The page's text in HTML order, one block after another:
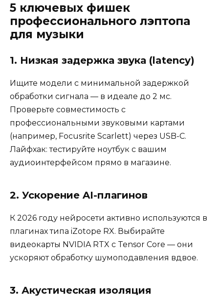
5 ключевых фишек
профессионального лэптопа
для музыки
1. Низкая задержка звука (latency)
Ищите модели с минимальной задержкой
обработки сигнала — в идеале до 2 мс.
Проверьте совместимость с
профессиональными звуковыми картами
(например, Focusrite Scarlett) через USB-C.
Лайфхак: тестируйте ноутбук с вашим
аудиоинтерфейсом прямо в магазине.
2. Ускорение AI-плагинов
К 2026 году нейросети активно используются в
плагинах типа iZotope RX. Выбирайте
видеокарты NVIDIA RTX с Tensor Core — они
ускоряют обработку шумоподавления вдвое.
3. Акустическая изоляция